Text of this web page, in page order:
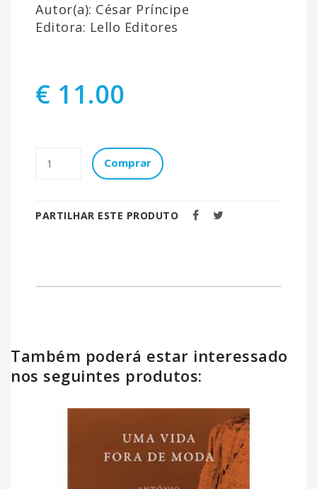
Autor(a): César Príncipe
Editora: Lello Editores
€ 11.00
Comprar
PARTILHAR ESTE PRODUTO
Também poderá estar interessado
nos seguintes produtos: